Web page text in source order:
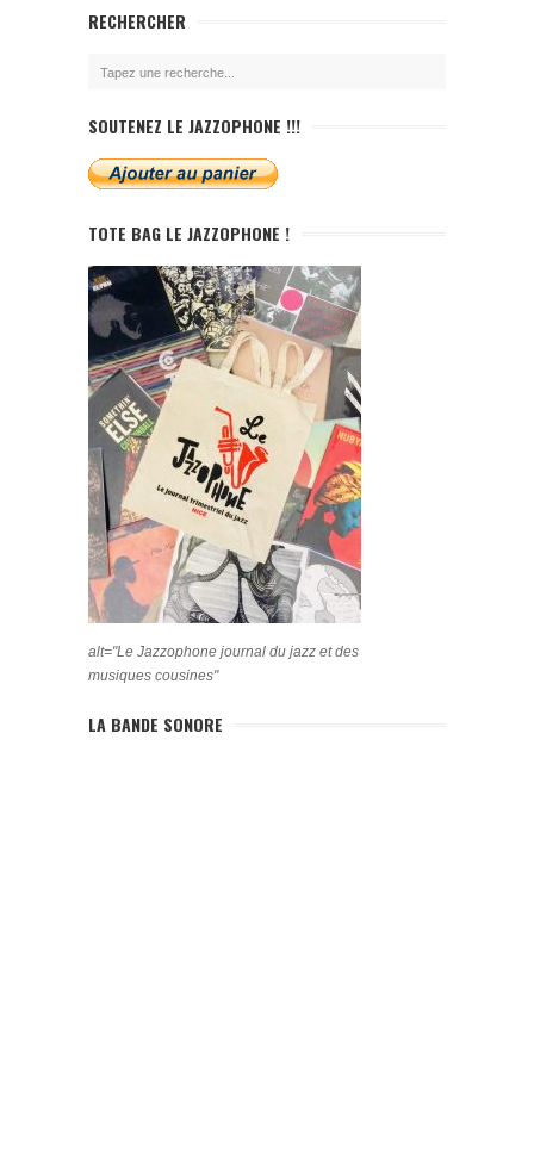
RECHERCHER
SOUTENEZ LE JAZZOPHONE !!!
TOTE BAG LE JAZZOPHONE !
alt="Le Jazzophone journal du jazz et des
musiques cousines"
LA BANDE SONORE